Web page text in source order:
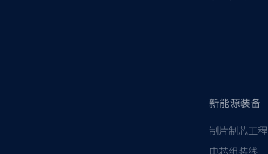
新能源装备
制片制芯工程